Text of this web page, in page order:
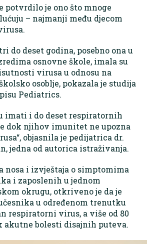
potvrdilo je ono što mnoge
– najmanji među djecom
do deset godina, posebno ona u
osnovne škole, imala su
virusa u odnosu na
osoblje, pokazala je studija
Pediatrics.
imati i do deset respiratornih
dok njihov imunitet ne upozna
objasnila je pedijatrica dr.
jedna od autorica istraživanja.
nosa i izvještaja o simptomima
i zaposlenih u jednom
okrugu, otkriveno je da je
u određenom trenutku
respiratorni virus, a više od 80
akutne bolesti disajnih puteva.